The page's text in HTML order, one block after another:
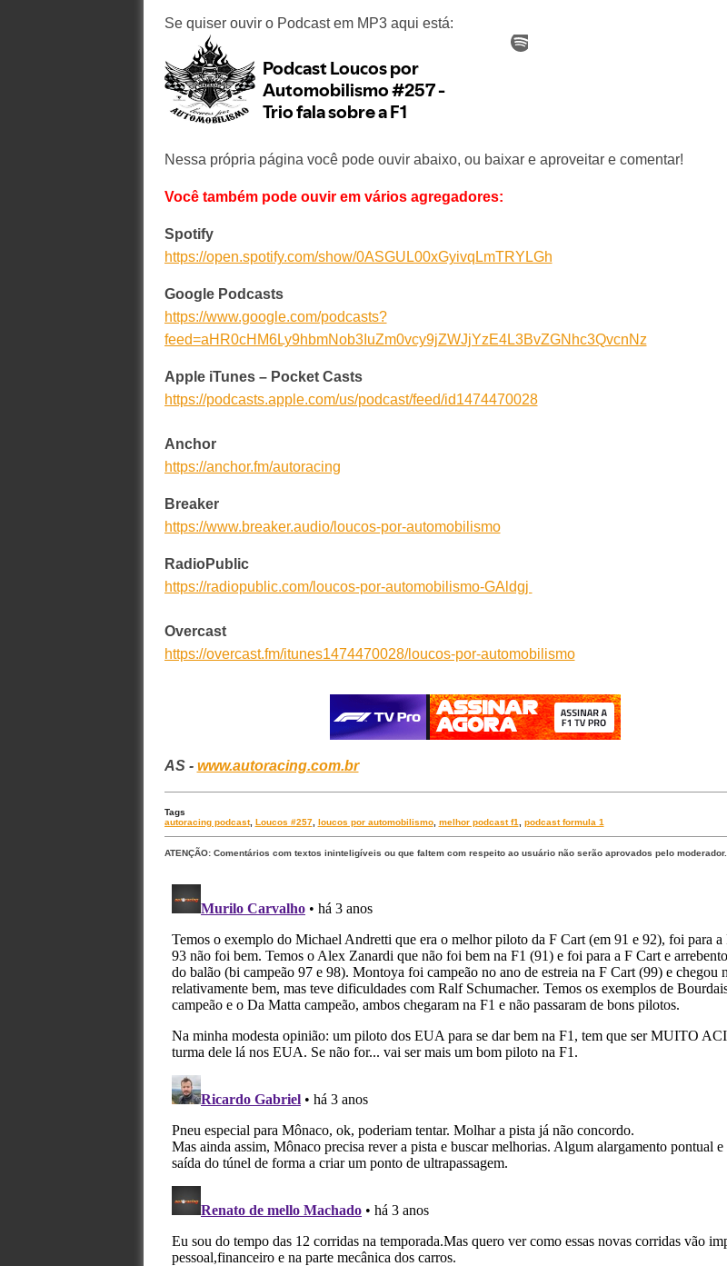
Se quiser ouvir o Podcast em MP3 aqui está:
Nessa própria página você pode ouvir abaixo, ou baixar e aproveitar e comentar!
Você também pode ouvir em vários agregadores:
Spotify
https://open.spotify.com/show/0ASGUL00xGyivqLmTRYLGh
Google Podcasts
https://www.google.com/podcasts?
feed=aHR0cHM6Ly9hbmNob3IuZm0vcy9jZWJjYzE4L3BvZGNhc3QvcnNz
Apple iTunes – Pocket Casts
https://podcasts.apple.com/us/podcast/feed/id1474470028
Anchor
https://anchor.fm/autoracing
Breaker
https://www.breaker.audio/loucos-por-automobilismo
RadioPublic
https://radiopublic.com/loucos-por-automobilismo-GAldgj
Overcast
https://overcast.fm/itunes1474470028/loucos-por-automobilismo
AS - www.autoracing.com.br
Tags
autoracing podcast, Loucos #257, loucos por automobilismo, melhor podcast f1, podcast formula 1
ATENÇÃO: Comentários com textos ininteligíveis ou que faltem com respeito ao usuário não serão aprovados pelo moderador.